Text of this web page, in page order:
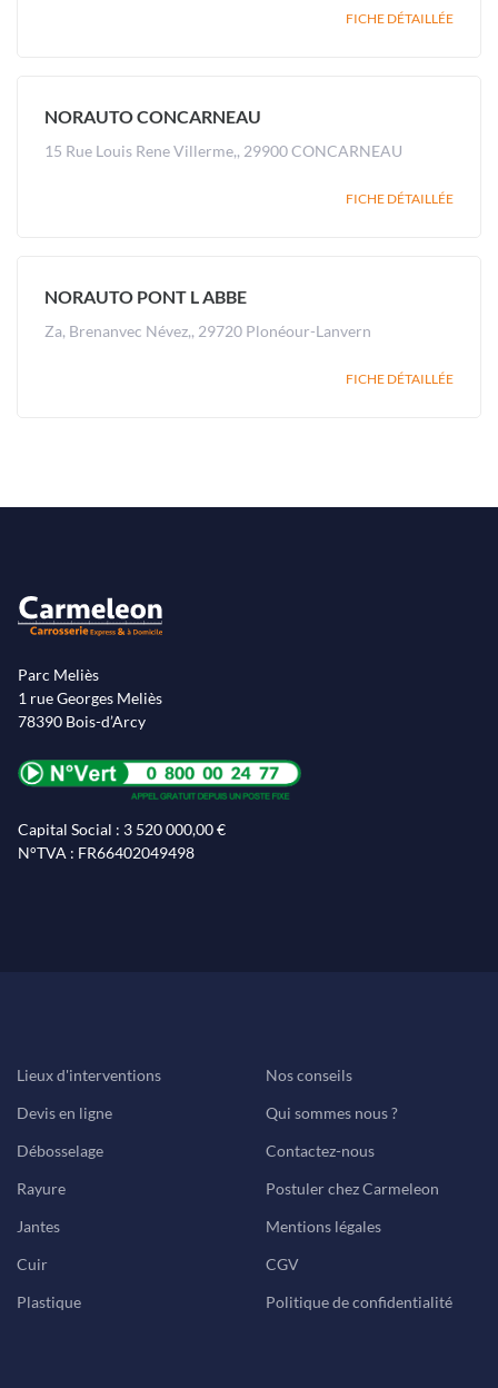
FICHE DÉTAILLÉE
NORAUTO CONCARNEAU
15 Rue Louis Rene Villerme,, 29900 CONCARNEAU
FICHE DÉTAILLÉE
NORAUTO PONT L ABBE
Za, Brenanvec Névez,, 29720 Plonéour-Lanvern
FICHE DÉTAILLÉE
Parc Meliès
1 rue Georges Meliès
78390 Bois-d’Arcy
Capital Social : 3 520 000,00 €
N°TVA : FR66402049498
Lieux d'interventions
Devis en ligne
Débosselage
Rayure
Jantes
Cuir
Plastique
Nos conseils
Qui sommes nous ?
Contactez-nous
Postuler chez Carmeleon
Mentions légales
CGV
Politique de confidentialité